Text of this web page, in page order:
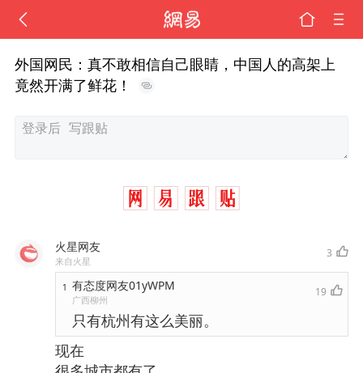
外国网民：真不敢相信自己眼睛，中国人的高架上
竟然开满了鲜花！
火星网友
来自火星
3
1 有态度网友01yWPM
广西柳州
19
只有杭州有这么美丽。
现在